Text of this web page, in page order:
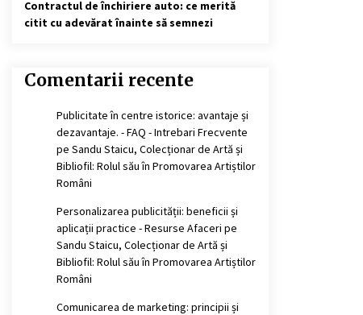
Contractul de închiriere auto: ce merită
citit cu adevărat înainte să semnezi
Comentarii recente
Publicitate în centre istorice: avantaje și
dezavantaje. - FAQ - Intrebari Frecvente
pe Sandu Staicu, Colecționar de Artă și
Bibliofil: Rolul său în Promovarea Artiștilor
Români
Personalizarea publicității: beneficii și
aplicații practice - Resurse Afaceri pe
Sandu Staicu, Colecționar de Artă și
Bibliofil: Rolul său în Promovarea Artiștilor
Români
Comunicarea de marketing: principii și